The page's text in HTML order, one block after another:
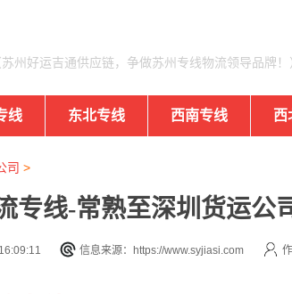
苏州好运吉通供应链，争做苏州专线物流领导品牌！
线 东北专线 西南专线 西
司 >
专线-常熟至深圳货运公
信息来源：https://www.syjiasi.com